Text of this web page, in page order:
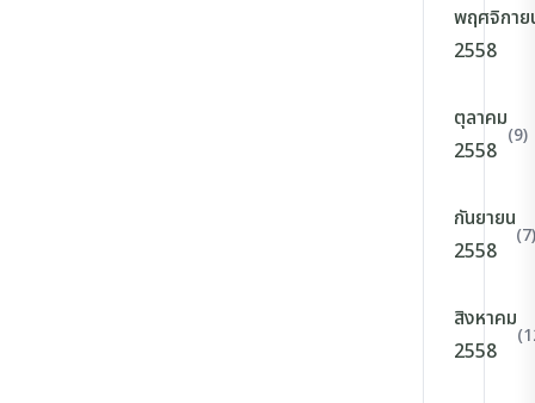
พฤศจิกาย
2558
ตุลาคม
2558
(9)
กันยายน
2558
(7)
สิงหาคม
2558